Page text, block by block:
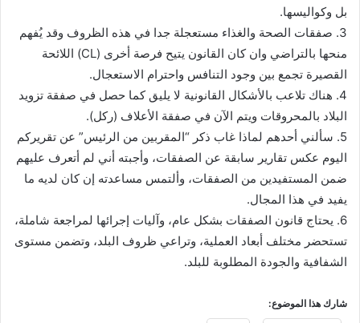
بل وكواليسها.
3. صفقات الصحة والغذاء مستعجلة جدا في هذه الظروف وقد يُفهم
منحها بالتراضي وان كان القانون يتيح فرصة أخرى (CL) اللائحة
القصيرة تجمع بين وجود التنافس واحترام الاستعجال.
4. هناك تلاعب بالأشكال القانونية لا يليق كما حصل في صفقة تزويد
البلاد بالمحروقات ويتم الآن في صفقة الأعلاف (ركل).
5. سألني أحدهم لماذا غاب ذكر “المقربين من الرئيس” عن تقريركم
اليوم عكس تقارير سابقة عن الصفقات، وأجبته أني لم أتعرف عليهم
ضمن المستفيدين من الصفقات، وألتمس مساعدته إن كان لديه ما
يفيد في هذا المجال.
6. يحتاج قانون الصفقات بشكل عام، وآليات إجرائها لمراجعة شاملة،
تستحضر مختلف أبعاد العملية، وتراعي ظروف البلد، وتضمن مستوى
الشفافية والجودة المطلوبة للبلد.
شارك هذا الموضوع: